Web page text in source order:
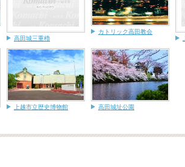
高田城三重櫓
カトリック高田教会
上越市立歴史博物館 高田城址公園